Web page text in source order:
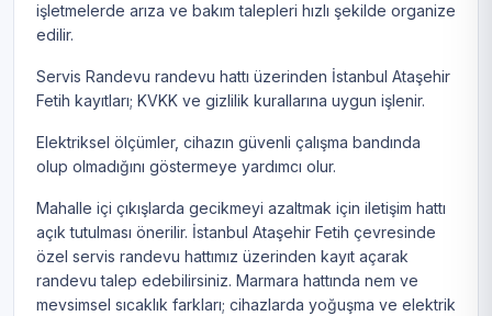
işletmelerde arıza ve bakım talepleri hızlı şekilde organize
edilir.
Servis Randevu randevu hattı üzerinden İstanbul Ataşehir
Fetih kayıtları; KVKK ve gizlilik kurallarına uygun işlenir.
Elektriksel ölçümler, cihazın güvenli çalışma bandında
olup olmadığını göstermeye yardımcı olur.
Mahalle içi çıkışlarda gecikmeyi azaltmak için iletişim hattı
açık tutulması önerilir. İstanbul Ataşehir Fetih çevresinde
özel servis randevu hattımız üzerinden kayıt açarak
randevu talep edebilirsiniz. Marmara hattında nem ve
mevsimsel sıcaklık farkları; cihazlarda yoğuşma ve elektrik